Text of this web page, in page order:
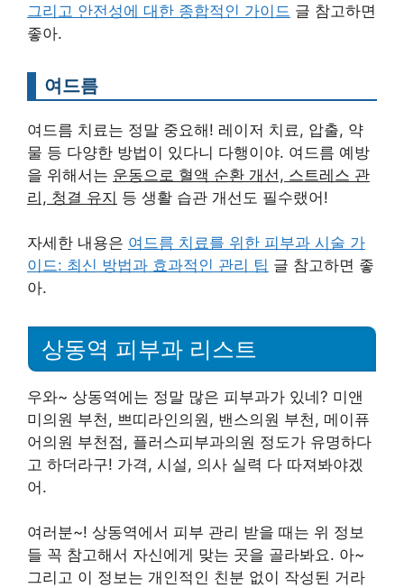
그리고 안전성에 대한 종합적인 가이드 글 참고하면
좋아.
여드름
여드름 치료는 정말 중요해! 레이저 치료, 압출, 약
물 등 다양한 방법이 있다니 다행이야. 여드름 예방
을 위해서는 운동으로 혈액 순환 개선, 스트레스 관
리, 청결 유지 등 생활 습관 개선도 필수랬어!
자세한 내용은 여드름 치료를 위한 피부과 시술 가
이드: 최신 방법과 효과적인 관리 팁 글 참고하면 좋
아.
상동역 피부과 리스트
우와~ 상동역에는 정말 많은 피부과가 있네? 미앤
미의원 부천, 쁘띠라인의원, 밴스의원 부천, 메이퓨
어의원 부천점, 플러스피부과의원 정도가 유명하다
고 하더라구! 가격, 시설, 의사 실력 다 따져봐야겠
어.
여러분~! 상동역에서 피부 관리 받을 때는 위 정보
들 꼭 참고해서 자신에게 맞는 곳을 골라봐요. 아~
그리고 이 정보는 개인적인 친분 없이 작성된 거라